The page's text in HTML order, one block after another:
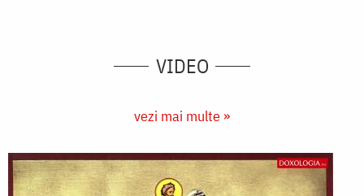
VIDEO
vezi mai multe »